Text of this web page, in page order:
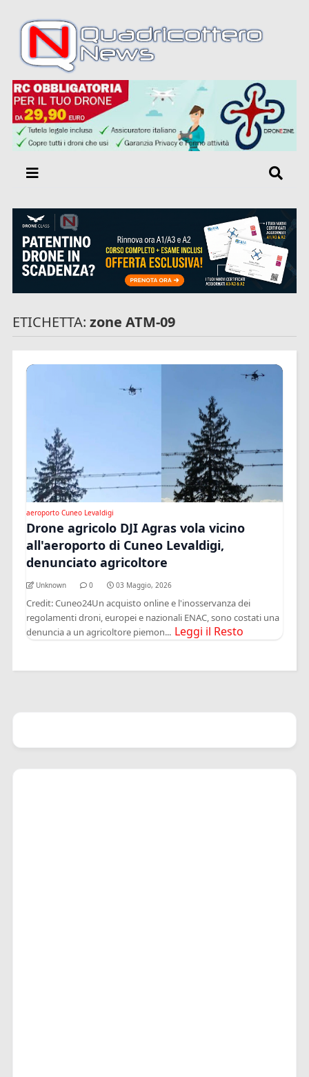
ETICHETTA:zone ATM-09
aeroporto Cuneo Levaldigi
Drone agricolo DJI Agras vola vicino
all'aeroporto di Cuneo Levaldigi,
denunciato agricoltore
Unknown 0 03 Maggio, 2026
Credit: Cuneo24Un acquisto online e l'inosservanza dei
regolamenti droni, europei e nazionali ENAC, sono costati una
denuncia a un agricoltore piemon... Leggi il Resto